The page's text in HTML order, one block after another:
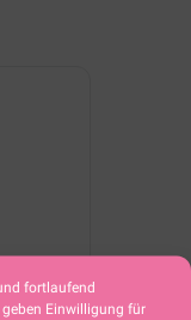
fortlaufend
geben Einwilligung für